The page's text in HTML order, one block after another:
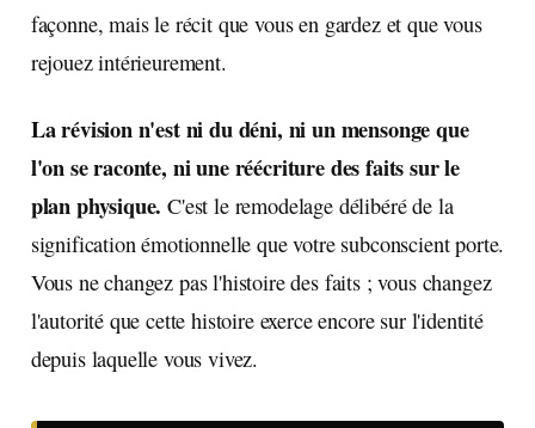
façonne, mais le récit que vous en gardez et que vous
rejouez intérieurement.
La révision n'est ni du déni, ni un mensonge que
l'on se raconte, ni une réécriture des faits sur le
plan physique. C'est le remodelage délibéré de la
signification émotionnelle que votre subconscient porte.
Vous ne changez pas l'histoire des faits ; vous changez
l'autorité que cette histoire exerce encore sur l'identité
depuis laquelle vous vivez.